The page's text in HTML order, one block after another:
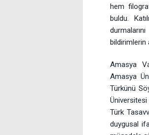
hem
buldu.
bildirimlerin
Amasya
Amasya
Türkünü
Türk
duygusal